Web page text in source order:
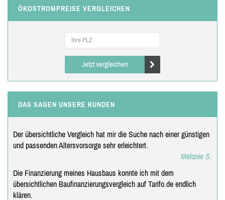
ÖKOSTROMPREISE VERGLEICHEN
Jetzt vergleichen
DAS SAGEN UNSERE KUNDEN
Der übersichtliche Vergleich hat mir die Suche nach einer günstigen
und passenden Altersvorsorge sehr erleichtert.
Melanie S.
Die Finanzierung meines Hausbaus konnte ich mit dem
übersichtlichen Baufinanzierungsvergleich auf Tarifo.de endlich
klären.